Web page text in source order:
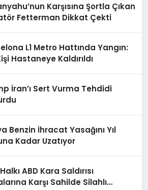
Karşısına Şortla Çıkan
Fetterman Dikkat Çekti
L1 Metro Hattında Yangın:
Hastaneye Kaldırıldı
İran’ı Sert Vurma Tehdidi
Benzin İhracat Yasağını Yıl
Kadar Uzatıyor
ABD Kara Saldırısı
Karşı Sahilde Silahlı